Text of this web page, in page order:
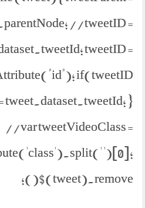
//tweetID =
tweetID =
if(tweetID
tweet.dataset.tweetId; }
//var tweetVideoClass =
')[0];
$(tweet).remove();